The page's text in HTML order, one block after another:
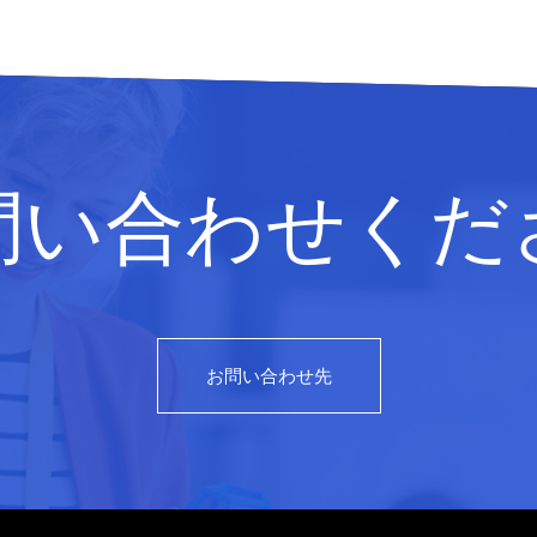
合わせく
お問い合わせ先